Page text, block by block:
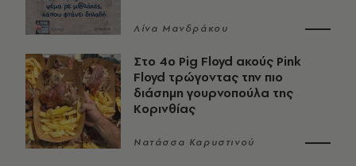
Λίνα Μανδράκου
Στο 4ο Pig Floyd ακούς Pink
Floyd τρώγοντας την πιο
διάσημη γουρνοπούλα της
Κορινθίας
Νατάσσα Καρυστινού